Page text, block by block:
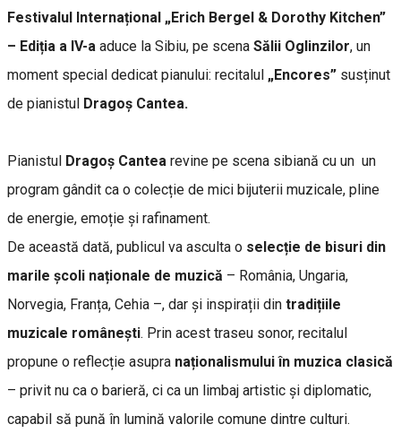
Festivalul Internațional „Erich Bergel & Dorothy Kitchen”
– Ediția a IV-a aduce la Sibiu, pe scena Sălii Oglinzilor, un
moment special dedicat pianului: recitalul „Encores” susținut
de pianistul Dragoș Cantea.
Pianistul Dragoș Cantea revine pe scena sibiană cu un un
program gândit ca o colecție de mici bijuterii muzicale, pline
de energie, emoție și rafinament.
De această dată, publicul va asculta o selecție de bisuri din
marile școli naționale de muzică – România, Ungaria,
Norvegia, Franța, Cehia –, dar și inspirații din tradițiile
muzicale românești. Prin acest traseu sonor, recitalul
propune o reflecție asupra naționalismului în muzica clasică
– privit nu ca o barieră, ci ca un limbaj artistic și diplomatic,
capabil să pună în lumină valorile comune dintre culturi.